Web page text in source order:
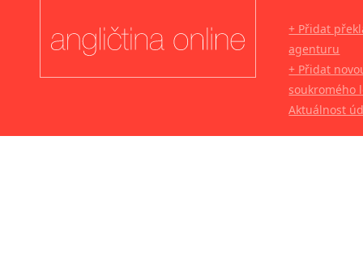
+ Přidat
agenturu
+ Přidat
soukromého
Aktuálnost